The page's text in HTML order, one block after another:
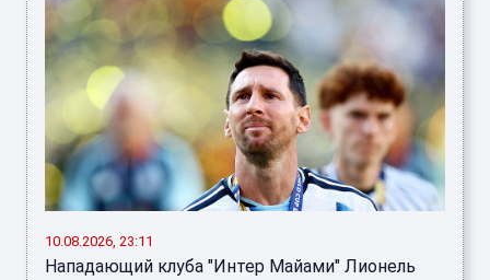
10.08.2026, 23:11
Нападающий клуба "Интер Майами" Лионель